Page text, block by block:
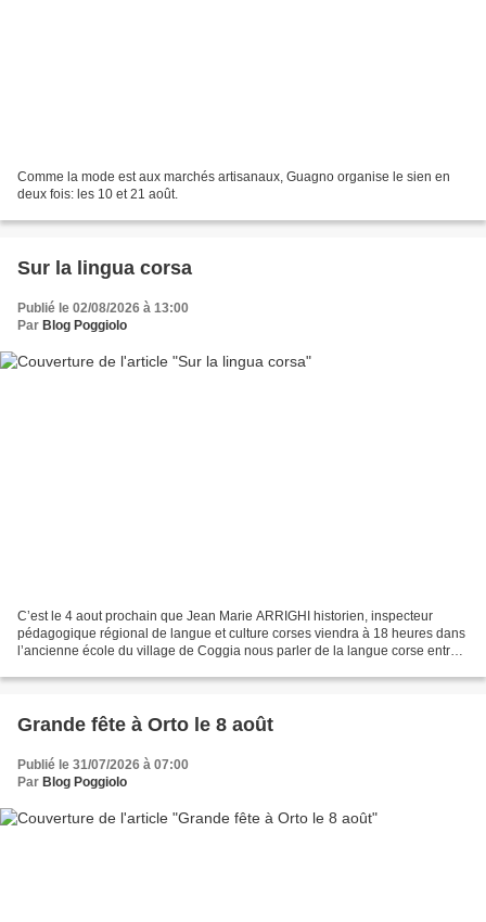
Comme la mode est aux marchés artisanaux, Guagno organise le sien en
deux fois: les 10 et 21 août.
Sur la lingua corsa
Publié le 02/08/2026 à 13:00
Par Blog Poggiolo
C’est le 4 aout prochain que Jean Marie ARRIGHI historien, inspecteur
pédagogique régional de langue et culture corses viendra à 18 heures dans
l’ancienne école du village de Coggia nous parler de la langue corse entre
Grande fête à Orto le 8 août
Publié le 31/07/2026 à 07:00
Par Blog Poggiolo